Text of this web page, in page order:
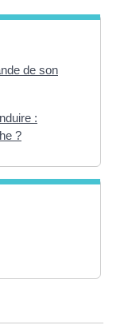
de son
:
?